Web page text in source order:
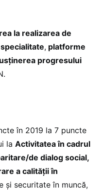
la realizarea de
, platforme
progresului
în 2019 la 7 puncte
la Activitatea în cadrul
de dialog social,
a calităţii în
şi securitate în muncă,